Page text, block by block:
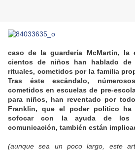
caso de la guardería McMartin, la
cientos de niños han hablado de
rituales, cometidos por la familia
Tras éste escándalo,
cometidos en escuelas de pre-
para niños, han reventado por
Franklin, que el poder político ha
sofocar con la ayuda de los
comunicación, también están
(aunque sea un poco largo, este